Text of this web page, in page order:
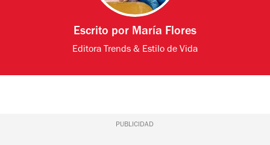
Escrito por María Flores
Editora Trends & Estilo de Vida
PUBLICIDAD